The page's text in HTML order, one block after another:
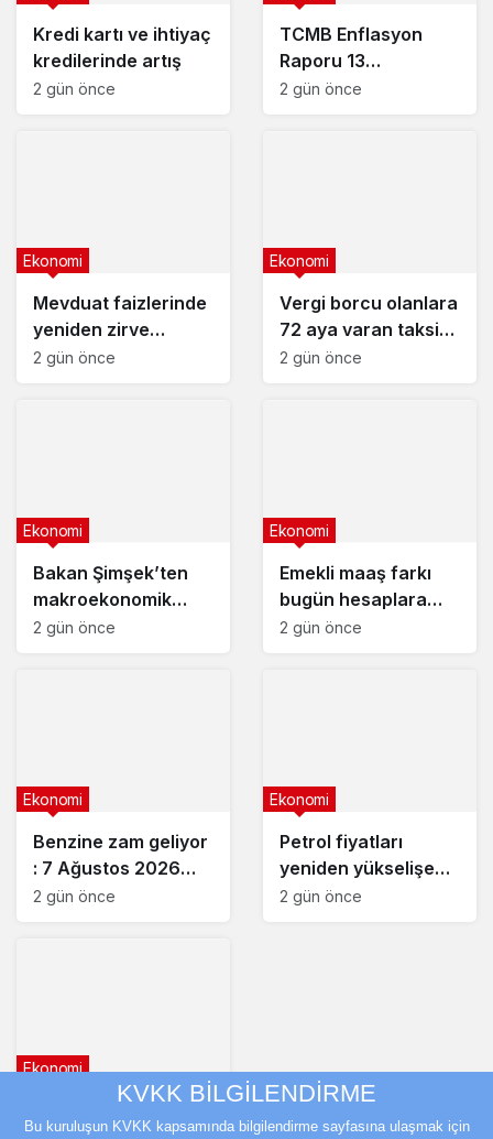
Kredi kartı ve ihtiyaç
kredilerinde artış
2 gün önce
TCMB Enflasyon
Raporu 13
Ağustos’ta
2 gün önce
Mevduat faizlerinde
yeniden zirve
görüldü : 3 milyon
Ekonomi
2 gün önce
Vergi borcu olanlara
72 aya varan taksit
fırsatı
Ekonomi
2 gün önce
Bakan Şimşek’ten
makroekonomik
istikrar açıklaması
Ekonomi
2 gün önce
Emekli maaş farkı
bugün hesaplara
yatıyor
Ekonomi
2 gün önce
Benzine zam geliyor
: 7 Ağustos 2026
güncel akaryakıt
Ekonomi
2 gün önce
Petrol fiyatları
yeniden yükselişe
geçti
Ekonomi
2 gün önce
Ekonomi
KVKK BİLGİLENDİRME
Bu kuruluşun KVKK kapsamında bilgilendirme sayfasına ulaşmak için